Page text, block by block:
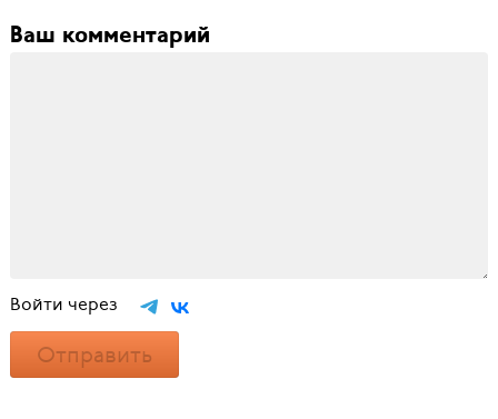
Ваш комментарий
Войти через
Отправить